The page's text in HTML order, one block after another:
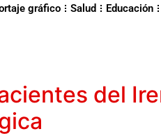
gráfico Salud Educación
del